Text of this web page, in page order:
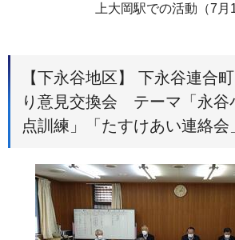
上大岡駅での活動（7月
【下永谷地区】 下永谷連合
り意見交換会 テーマ「永谷
点訓練」「たすけあい連絡会